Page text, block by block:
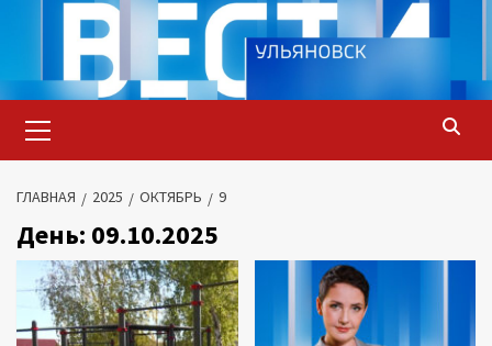
содержимому
меню
ГЛАВНАЯ 2025 ОКТЯБРЬ 9
День: 09.10.2025